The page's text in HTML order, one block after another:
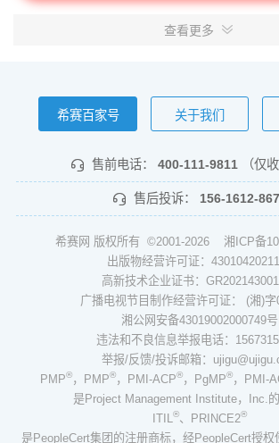
查看更多
希赛百家号 关于我们
售前电话： 400-111-9811 （仅
售后投诉： 156-1612-
希赛网 版权所有 ©2001-2026 湘ICP备
出版物经营许可证：
高新技术企业证书：
广播电视节目制作经营许可证： (湘)字
湘公网安备43019002000749号
违法和不良信息举报电话：
举报/反馈/投诉邮箱：
PMP®，PMP®，PMI-ACP®，PgMP®，PMI-
是Project Management Institute，Inc.
ITIL
®、PRINCE2®
是PeopleCert集团的注册商标，经PeopleCert授权